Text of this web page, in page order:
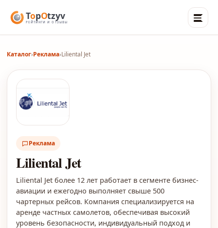
Каталог›Реклама›Liliental Jet
Реклама
Liliental Jet
Liliental Jet более 12 лет работает в сегменте бизнес-
авиации и ежегодно выполняет свыше 500
чартерных рейсов. Компания специализируется на
аренде частных самолетов, обеспечивая высокий
уровень безопасности, индивидуальный подход и